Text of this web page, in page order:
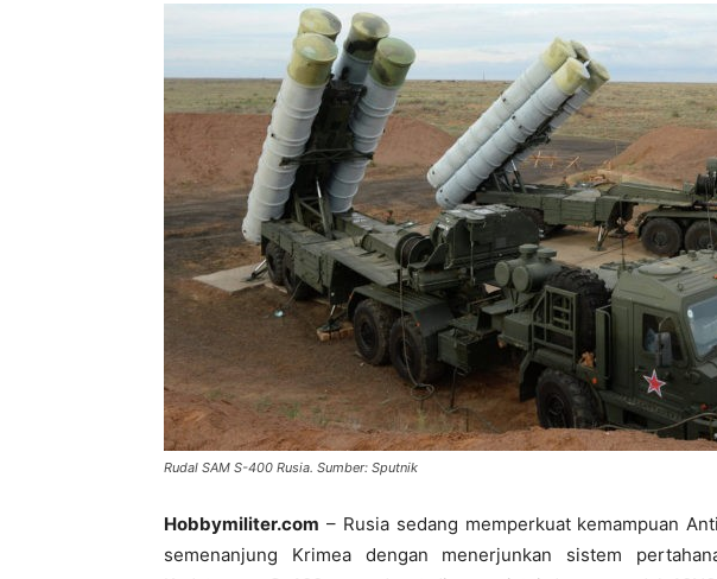
Rudal SAM S-400 Rusia. Sumber: Sputnik
Hobbymiliter.com – Rusia sedang memperkuat kemampuan
semenanjung Krimea dengan menerjunkan sistem